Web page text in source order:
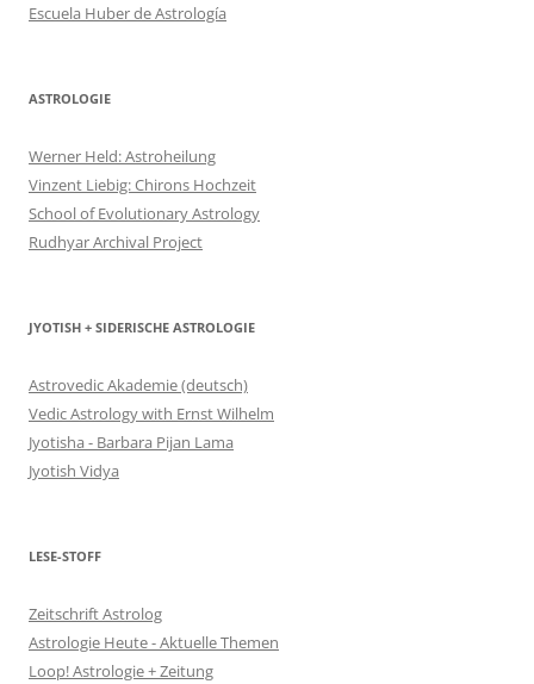
Escuela Huber de Astrología
ASTROLOGIE
Werner Held: Astroheilung
Vinzent Liebig: Chirons Hochzeit
School of Evolutionary Astrology
Rudhyar Archival Project
JYOTISH + SIDERISCHE ASTROLOGIE
Astrovedic Akademie (deutsch)
Vedic Astrology with Ernst Wilhelm
Jyotisha - Barbara Pijan Lama
Jyotish Vidya
LESE-STOFF
Zeitschrift Astrolog
Astrologie Heute - Aktuelle Themen
Loop! Astrologie + Zeitung